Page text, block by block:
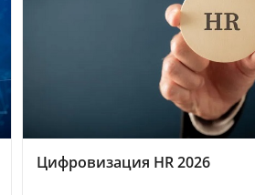
Цифровизация HR 2026